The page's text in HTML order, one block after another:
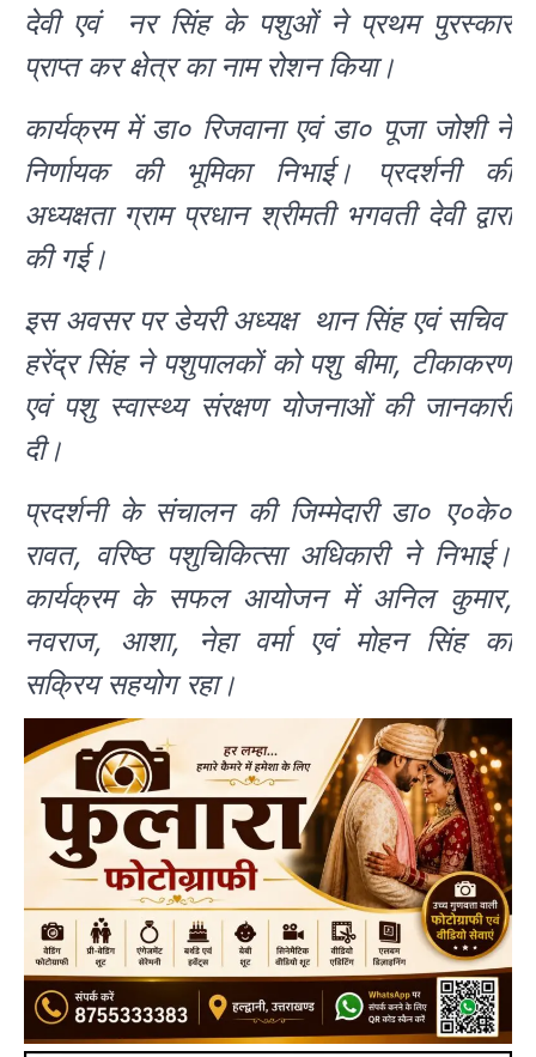
देवी एवं नर सिंह के पशुओं ने प्रथम पुरस्कार
प्राप्त कर क्षेत्र का नाम रोशन किया।
कार्यक्रम में डा० रिजवाना एवं डा० पूजा जोशी ने
निर्णायक की भूमिका निभाई। प्रदर्शनी की
अध्यक्षता ग्राम प्रधान श्रीमती भगवती देवी द्वारा
की गई।
इस अवसर पर डेयरी अध्यक्ष थान सिंह एवं सचिव
हरेंद्र सिंह ने पशुपालकों को पशु बीमा, टीकाकरण
एवं पशु स्वास्थ्य संरक्षण योजनाओं की जानकारी
दी।
प्रदर्शनी के संचालन की जिम्मेदारी डा० ए०के०
रावत, वरिष्ठ पशुचिकित्सा अधिकारी ने निभाई।
कार्यक्रम के सफल आयोजन में अनिल कुमार,
नवराज, आशा, नेहा वर्मा एवं मोहन सिंह का
सक्रिय सहयोग रहा।